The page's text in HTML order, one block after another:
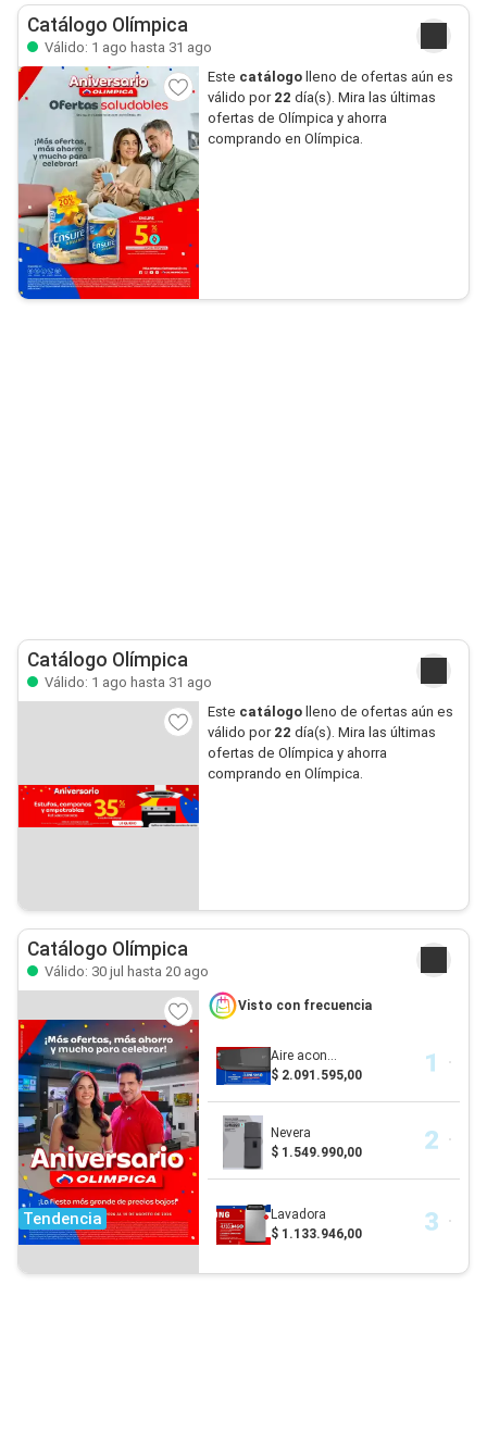
Catálogo Olímpica
Válido: 1 ago hasta 31 ago
Este catálogolleno de ofertas aún es
válido por 22 día(s). Mira las últimas
ofertas de Olímpica y ahorra
comprando en Olímpica.
Catálogo Olímpica
Válido: 1 ago hasta 31 ago
Este catálogolleno de ofertas aún es
válido por 22 día(s). Mira las últimas
ofertas de Olímpica y ahorra
comprando en Olímpica.
Catálogo Olímpica
Válido: 30 jul hasta 20 ago
Tendencia
Visto con frecuencia
Aire acon...
$ 2.091.595,00
Nevera
$ 1.549.990,00
Lavadora
$ 1.133.946,00